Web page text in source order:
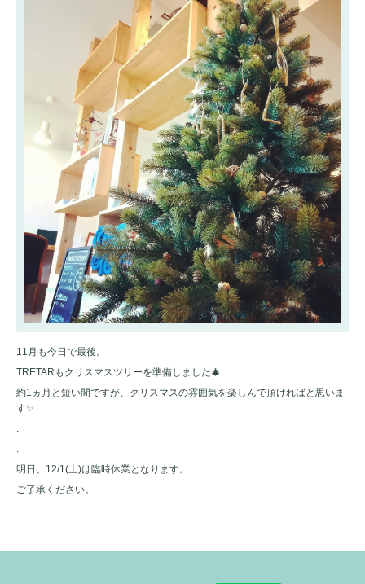
11月も今日で最後。
TRETARもクリスマスツリーを準備しました🎄
約1ヵ月と短い間ですが、クリスマスの雰囲気を楽しんで頂ければと思いま
す✨
明日、12/1(土)は臨時休業となります。
ご了承ください。